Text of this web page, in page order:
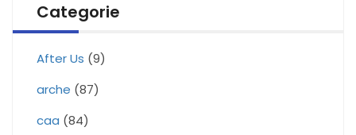
Categorie
After Us (9)
arche (87)
caa (84)